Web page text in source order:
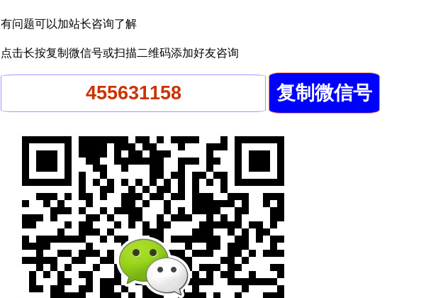
有问题可以加站长咨询了解
点击长按复制微信号或扫描二维码添加好友咨询